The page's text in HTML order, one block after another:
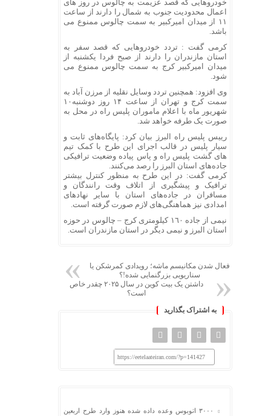
خودروهایی که قصد عزیمت به چالوس در روز های
اعمال محدودیت جنوب به شمال را دارند از ساعت
۱۱ از میدان امیرکبیر به سمت چالوس ممنوع می
باشد.
کرمی گفت : تردد خودروهایی که قصد سفر به
استان مازندران را دارند از صبح فردا یکشنبه از
میدان امیرکبیر کرج به سمت چالوس ممنوع می
شود.
وی افزود: همچنین تردد وسایل نقلیه از مرزن آباد به
سمت کرج و تهران از ساعت ۱۴ روز دوشنبه۱۰
شهریور ماه با اعلام ماموران پلیس راه در محل به
صورت یک طرفه خواهد شد.
رییس پلیس راه البرز بیان کرد: پایگاه‌های ثابت و
سیار پلیس در قالب اجرای این طرح با کمک تیم
های گشت پلیس راه و پاس پیاده وضعیت ترافیکی
جاده‌های استان البرز را رصد می‌کنند.
کرمی گفت: در این طرح به منظور کنترل بیشتر
ترافیک و پیشگیری از اتلاف وقت رانندگان و
مسافران در جاده‌های استان با سایر نهادهای
امدادی نیز هماهنگی‌های لازم صورت گرفته است.
نیمی از جاده ١٦٠ کیلومتری کرج – چالوس در حوزه
استان البرز و نیمی دیگر در استان مازندران است.
فعال شدن مکانیسم ماشه؛ رویدادی کمرشکن یا
سناریویی بزرگنمایی شده!؟
داشتن یک بیت ‌کوین در سال ۲۰۲۵ چقدر خاص
است؟
به اشتراک بگذارید
https://eetelaateiran.com/?p=141427
۳۰۰۰ اتوبوس وعده داده شده هنوز وارد طرح اربعین